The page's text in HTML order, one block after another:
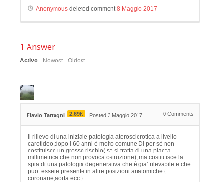
Anonymous deleted comment 8 Maggio 2017
1 Answer
Active Newest Oldest
Flavio Tartagni 2.69K Posted 3 Maggio 2017 0 Comments
Il rilievo di una iniziale patologia aterosclerotica a livello
carotideo,dopo i 60 anni è molto comune.Di per sè non
costituisce un grosso rischio( se si tratta di una placca
millimetrica che non provoca ostruzione), ma costituisce la
spia di una patologia degenerativa che è gia’ rilevabile e che
puo’ essere presente in altre posizioni anatomiche (
coronarie,aorta ecc.).